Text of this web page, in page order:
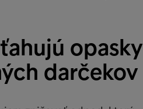
opasky
darčekov